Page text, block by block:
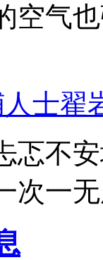
空气
人士翟
忑不
次一